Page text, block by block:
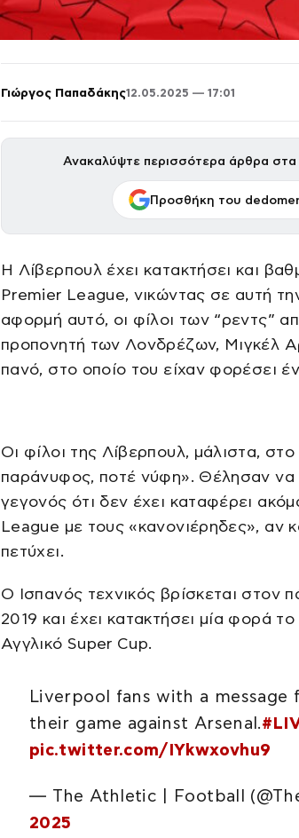
Γιώργος Παπαδάκης12.05.2025 — 17:01
Ανακαλύψτε περισσότερα άρθρα
Προσθήκη του
Η Λίβερπουλ έχει κατακτήσει και
Premier League, νικώντας σε αυτή
αφορμή αυτό, οι φίλοι των “ρεντς”
προπονητή των Λονδρέζων, Μιγκέλ
πανό, στο οποίο του είχαν φορέσει
Οι φίλοι της Λίβερπουλ, μάλιστα,
παράνυφος, ποτέ νύφη». Θέλησαν
γεγονός ότι δεν έχει καταφέρει
League με τους «κανονιέρηδες», αν
πετύχει.
Ο Ισπανός τεχνικός βρίσκεται στον
2019 και έχει κατακτήσει μία φορά
Αγγλικό Super Cup.
Liverpool fans with a
their game against Arsenal.
pic.twitter.com/IYkwxovhu9
— The Athletic | Football
2025